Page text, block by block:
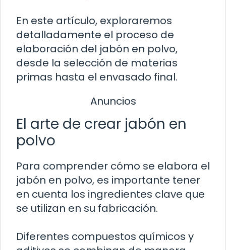
En este artículo, exploraremos
detalladamente el proceso de
elaboración del jabón en polvo,
desde la selección de materias
primas hasta el envasado final.
Anuncios
El arte de crear jabón en
polvo
Para comprender cómo se elabora el
jabón en polvo, es importante tener
en cuenta los ingredientes clave que
se utilizan en su fabricación.
Diferentes compuestos químicos y